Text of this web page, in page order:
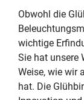
Obwohl die
wichtige
Sie hat unsere
Weise, wie wir
hat. Die